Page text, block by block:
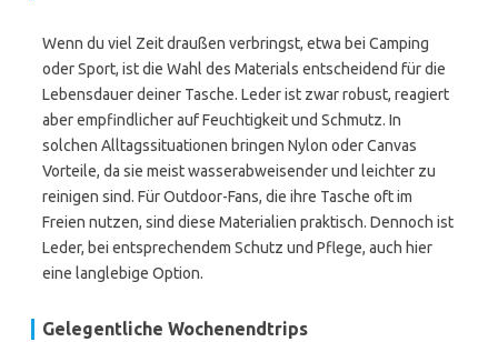
Wenn du viel Zeit draußen verbringst, etwa bei Camping
oder Sport, ist die Wahl des Materials entscheidend für die
Lebensdauer deiner Tasche. Leder ist zwar robust, reagiert
aber empfindlicher auf Feuchtigkeit und Schmutz. In
solchen Alltagssituationen bringen Nylon oder Canvas
Vorteile, da sie meist wasserabweisender und leichter zu
reinigen sind. Für Outdoor-Fans, die ihre Tasche oft im
Freien nutzen, sind diese Materialien praktisch. Dennoch ist
Leder, bei entsprechendem Schutz und Pflege, auch hier
eine langlebige Option.
Gelegentliche Wochenendtrips